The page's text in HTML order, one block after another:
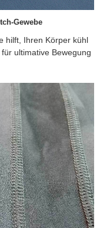
Gewebe
hilft, Ihren Körper kühl
ultimative Bewegung